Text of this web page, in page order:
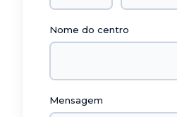
Nome do centro
Mensagem